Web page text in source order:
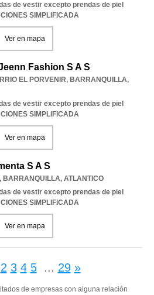
de vestir excepto prendas de piel
SIMPLIFICADA
Ver en mapa
Fashion S A S
EL PORVENIR, BARRANQUILLA,
de vestir excepto prendas de piel
SIMPLIFICADA
Ver en mapa
S A S
, BARRANQUILLA, ATLANTICO
de vestir excepto prendas de piel
SIMPLIFICADA
Ver en mapa
2 3 4 5 ... 29 »
de empresas con alguna relación